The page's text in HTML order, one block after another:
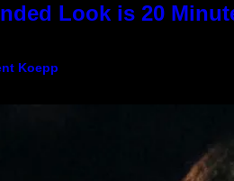
Look is 20
Koepp